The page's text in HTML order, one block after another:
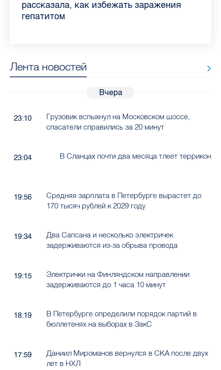
Ленобласти во II квартале 2026 года
рассказала, как избежать заражения
гепатитом
конкурс
работающих родителей
главные вопросы о заболевании
в жару
Лента новостей
Вчера
23:10
Грузовик вспыхнул на Московском шоссе,
спасатели справились за 20 минут
23:04 В Сланцах почти два месяца тлеет террикон
19:56
Средняя зарплата в Петербурге вырастет до
170 тысяч рублей к 2029 году
19:34
Два Сапсана и несколько электричек
задерживаются из-за обрыва провода
19:15
Электрички на Финляндском направлении
задерживаются до 1 часа 10 минут
18:19
В Петербурге определили порядок партий в
бюллетенях на выборах в ЗакС
17:59
Даниил Мироманов вернулся в СКА после двух
лет в НХЛ